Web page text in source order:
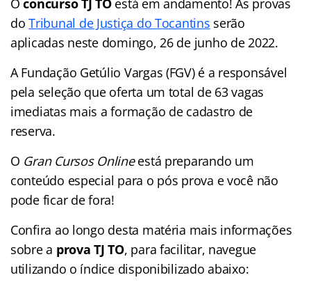
Oconcurso TJ TOestá em andamento! As provas
doTribunal de Justiça do Tocantins serão
aplicadas neste domingo, 26 de junho de 2022.
A Fundação Getúlio Vargas (FGV) é a responsável
pela seleção que oferta um total de 63 vagas
imediatas mais a formação de cadastro de
reserva.
O Gran Cursos Onlineestá preparando um
conteúdo especial para o pós prova e você não
pode ficar de fora!
Confira ao longo desta matéria mais informações
sobre a prova TJ TO, para facilitar, navegue
utilizando o índice disponibilizado abaixo: